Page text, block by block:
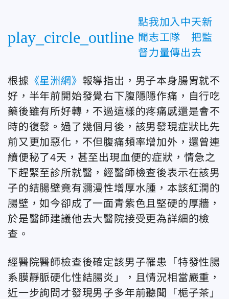
play_circle_outline
點我加入中天新
聞志工隊 把監
督力量傳出去
根據 《星洲網》 報導指出，男子本身腸胃就不
好，半年前開始發覺右下腹隱隱作痛，自行吃
藥後雖有所好轉，不過這樣的疼痛感還是會不
時的復發。過了幾個月後，該男發現症狀比先
前又更加惡化，不但腹痛頻率增加外，還曾連
續便秘了4天，甚至出現血便的症狀，情急之
下趕緊至診所就醫，經醫師檢查後表示在該男
子的結腸壁竟有瀰漫性增厚水腫，本該紅潤的
腸壁，如今卻成了一面青紫色且堅硬的厚牆，
於是醫師建議他去大醫院接受更為詳細的檢
查。
經醫院醫師檢查後確定該男子罹患「特發性腸
系膜靜脈硬化性結腸炎」，且情況相當嚴重，
近一步詢問才發現男子多年前聽聞「梔子茶」